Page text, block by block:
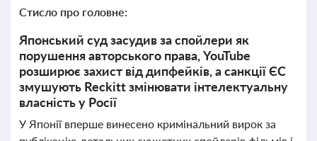
Стисло про головне:
Японський суд засудив за спойлери як
порушення авторського права, YouTube
розширює захист від дипфейків, а санкції ЄС
змушують Reckitt змінювати інтелектуальну
власність у Росії
У Японії вперше винесено кримінальний вирок за